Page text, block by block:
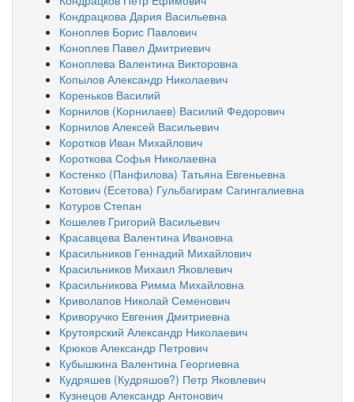
Кондрацкова Дария Васильевна
Коноплев Борис Павлович
Коноплев Павел Дмитриевич
Коноплева Валентина Викторовна
Копылов Александр Николаевич
Кореньков Василий
Корнилов (Корнилаев) Василий Федорович
Корнилов Алексей Васильевич
Коротков Иван Михайлович
Короткова Софья Николаевна
Костенко (Панфилова) Татьяна Евгеньевна
Котович (Есетова) Гульбагирам Сагингалиевна
Котуров Степан
Кошелев Григорий Васильевич
Красавцева Валентина Ивановна
Красильников Геннадий Михайлович
Красильников Михаил Яковлевич
Красильникова Римма Михайловна
Криволапов Николай Семенович
Криворучко Евгения Дмитриевна
Крутоярский Александр Николаевич
Крюков Александр Петрович
Кубышкина Валентина Георгиевна
Кудряшев (Кудряшов?) Петр Яковлевич
Кузнецов Александр Антонович